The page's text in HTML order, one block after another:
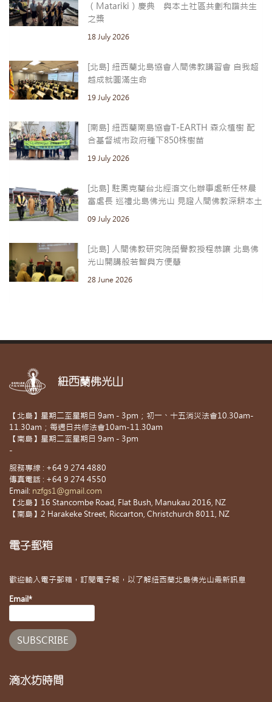
（Matariki）慶典 與本土社區共劃和諧共生
之槳
18 July 2026
[北島] 紐西蘭北島協會人間佛教講習會 自我超
越成就圓滿生命
19 July 2026
[南島] 紐西蘭南島協會T-EARTH 森众植樹 配
合基督城市政府種下850株樹苗
19 July 2026
[北島] 駐奧克蘭台北經濟文化辦事處新任林晨
富處長 巡禮北島佛光山 見證人間佛教深耕本土
09 July 2026
[北島] 人間佛教研究院榮譽教授程恭讓 北島佛
光山開講般若智與方便慧
28 June 2026
紐西蘭佛光山
【北島】星期二至星期日 9am - 3pm；初一、十五消災法會10.30am-
11.30am；每週日共修法會10am-11.30am
【南島】星期二至星期日 9am - 3pm
-
服務專線 : +64 9 274 4880
傳真電話 : +64 9 274 4550
Email: nzfgs1@gmail.com
【北島】16 Stancombe Road, Flat Bush, Manukau 2016, NZ
【南島】2 Harakeke Street, Riccarton, Christchurch 8011, NZ
電子郵箱
歡迎輸入電子郵箱，訂閱電子報，以了解紐西蘭北島佛光山最新訊息
Email*
滴水坊時間